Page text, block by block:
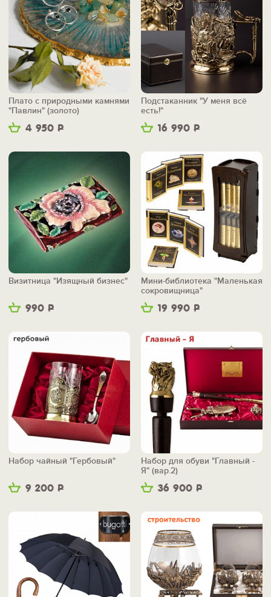
4 950 Р
Плато с природными камнями
"Павлин" (золото)
16 990 Р
Подстаканник "У меня всё
есть!"
990 Р
Визитница "Изящный бизнес"
19 990 Р
Мини-библиотека "Маленькая
сокровищница"
9 200 Р
Набор чайный "Гербовый"
36 900 Р
Набор для обуви "Главный -
Я" (вар.2)